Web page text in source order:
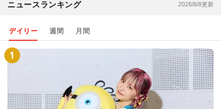
ニュースランキング 2026/8/8更新
デイリー 週間 月間